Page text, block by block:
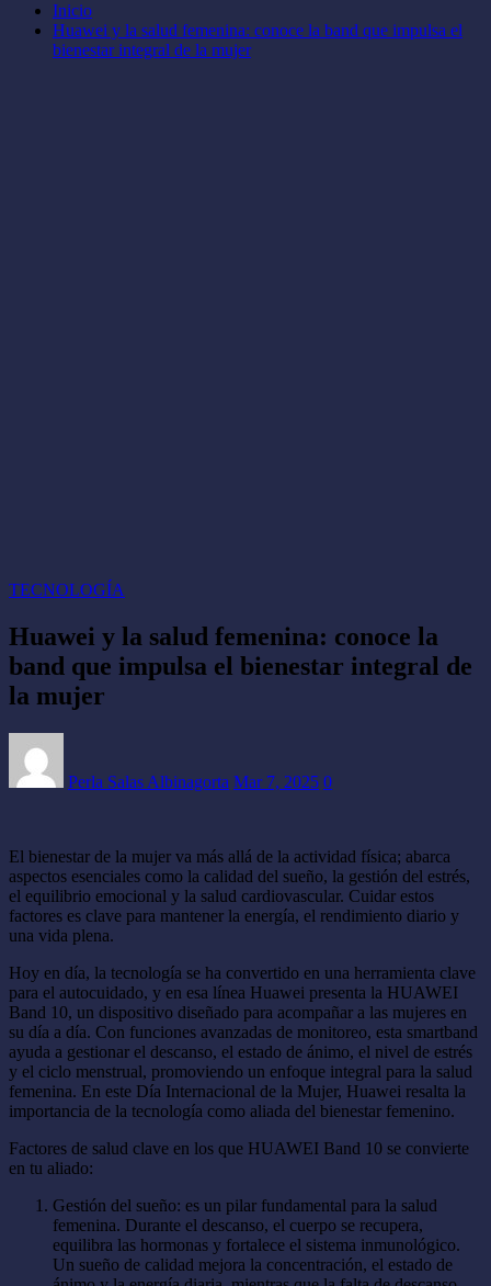
Inicio
Huawei y la salud femenina: conoce la band que impulsa el
bienestar integral de la mujer
TECNOLOGÍA
Huawei y la salud femenina: conoce la
band que impulsa el bienestar integral de
la mujer
Perla Salas Albinagorta Mar 7, 2025 0
El bienestar de la mujer va más allá de la actividad física; abarca
aspectos esenciales como la calidad del sueño, la gestión del estrés,
el equilibrio emocional y la salud cardiovascular. Cuidar estos
factores es clave para mantener la energía, el rendimiento diario y
una vida plena.
Hoy en día, la tecnología se ha convertido en una herramienta clave
para el autocuidado, y en esa línea Huawei presenta la HUAWEI
Band 10, un dispositivo diseñado para acompañar a las mujeres en
su día a día. Con funciones avanzadas de monitoreo, esta smartband
ayuda a gestionar el descanso, el estado de ánimo, el nivel de estrés
y el ciclo menstrual, promoviendo un enfoque integral para la salud
femenina. En este Día Internacional de la Mujer, Huawei resalta la
importancia de la tecnología como aliada del bienestar femenino.
Factores de salud clave en los que HUAWEI Band 10 se convierte
en tu aliado:
Gestión del sueño: es un pilar fundamental para la salud
femenina. Durante el descanso, el cuerpo se recupera,
equilibra las hormonas y fortalece el sistema inmunológico.
Un sueño de calidad mejora la concentración, el estado de